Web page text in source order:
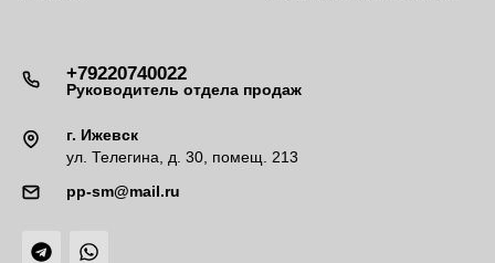
+79220740022
Руководитель отдела продаж
г. Ижевск
ул. Телегина, д. 30, помещ. 213
pp-sm@mail.ru